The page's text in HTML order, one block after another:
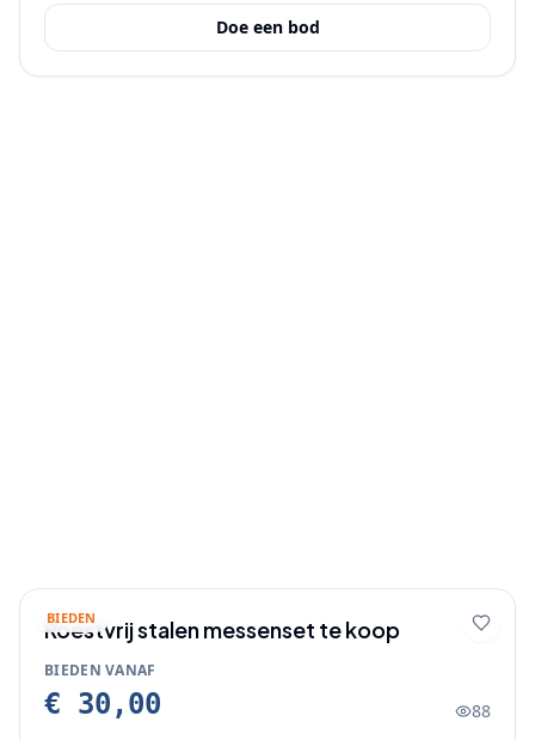
Doe een bod
BIEDEN
Roestvrij stalen messenset te koop
BIEDEN VANAF
€ 30,00 88